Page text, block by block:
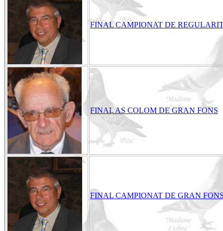
FINAL CAMPIONAT DE
FINAL AS COLOM DE GRAN FONS
FINAL CAMPIONAT DE GRAN